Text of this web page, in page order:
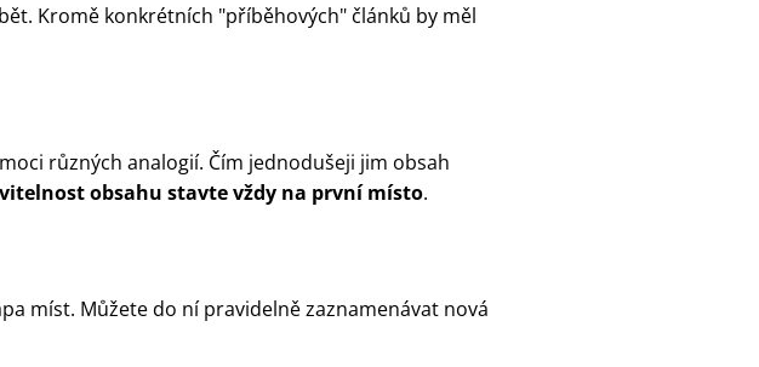
Kromě konkrétních "příběhových" článků by měl
různých analogií. Čím jednodušeji jim obsah
obsahu stavte vždy na první místo.
míst. Můžete do ní pravidelně zaznamenávat nová